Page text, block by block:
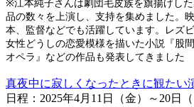
※江本純子さんは劇団毛皮族を旗揚げし
品の数々を上演し、支持を集めました。
本、監督などでも活躍しています。レズ
女性どうしの恋愛模様を描いた小説『股
オペラ』などの作品も発表してきました
真夜中に寂しくなったときに観たい
日程：2025年4月11日（金）～20日（